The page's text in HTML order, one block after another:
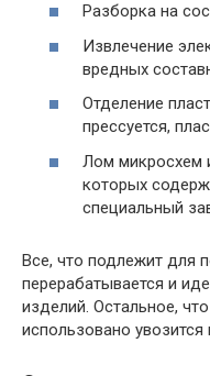
Разборка на
Извлечение
вредных
Отделение
прессуется,
Лом микросхем
которых
специальный
Все, что подлежит для
перерабатывается и
изделий. Остальное,
использовано